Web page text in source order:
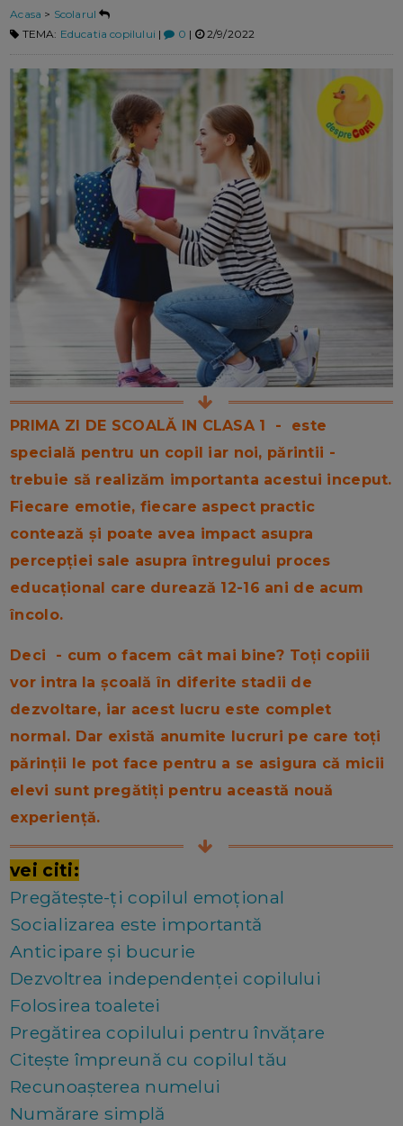
Acasa > Scolarul
TEMA: Educatia copilului | 0 | 2/9/2022
PRIMA ZI DE SCOALĂ IN CLASA 1 - este
specială pentru un copil iar noi, părintii -
trebuie să realizăm importanta acestui inceput.
Fiecare emotie, fiecare aspect practic
contează și poate avea impact asupra
percepției sale asupra întregului proces
educațional care durează 12-16 ani de acum
încolo.
Deci - cum o facem cât mai bine? Toți copiii
vor intra la școală în diferite stadii de
dezvoltare, iar acest lucru este complet
normal. Dar există anumite lucruri pe care toți
părinții le pot face pentru a se asigura că micii
elevi sunt pregătiți pentru această nouă
experiență.
vei citi:
Pregătește-ți copilul emoțional
Socializarea este importantă
Anticipare și bucurie
Dezvoltrea independenței copilului
Folosirea toaletei
Pregătirea copilului pentru învățare
Citește împreună cu copilul tău
Recunoașterea numelui
Numărare simplă